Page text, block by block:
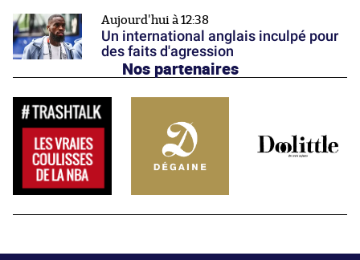
Aujourd'hui à 12:38
Un international anglais inculpé pour
des faits d'agression
Nos partenaires